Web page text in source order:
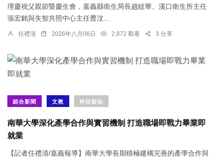
理慶祝父親節暨慶生會，嘉義縣衛生局長趙紋華、溪口衛生所主任
張宏銘與失智共照中心主任曹汶...
任禮清 2026年八月06日 2,872 觀看 3 分享
綜合新聞 文教 科技新知
南華大學深化產學合作與實習機制 打造職場即戰力畢業即
就業
【記者任禮清/嘉義報導】南華大學長期積極建構完善的產學合作與